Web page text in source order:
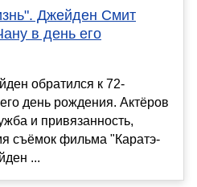
Джейден Смит
в день его
обратился к 72-
день рождения. Актёров
и привязанность,
съёмок фильма "Каратэ-
...